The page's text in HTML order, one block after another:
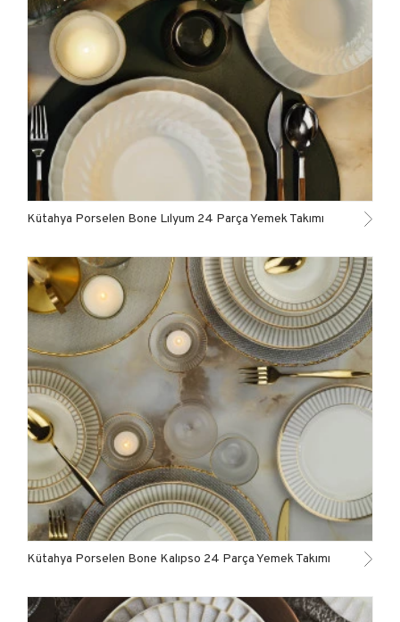
Kütahya Porselen Bone Lılyum 24 Parça Yemek Takımı
Kütahya Porselen Bone Kalıpso 24 Parça Yemek Takımı